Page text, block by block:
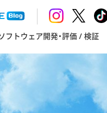
フトウェア開発・評価 / 検証